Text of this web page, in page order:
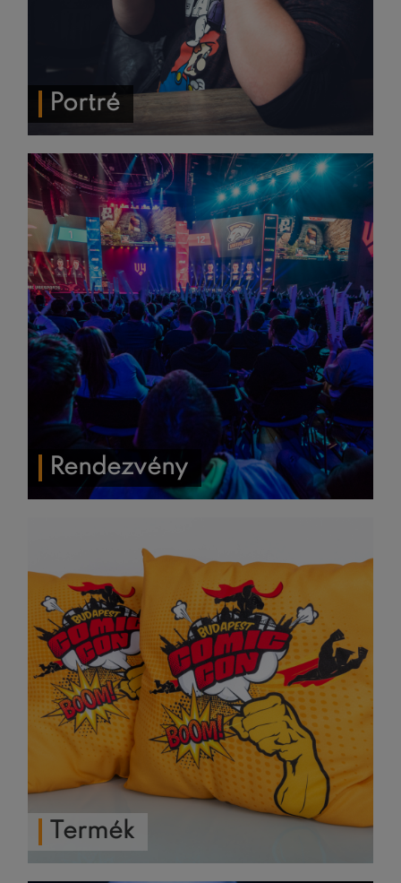
Portré
Rendezvény
Termék